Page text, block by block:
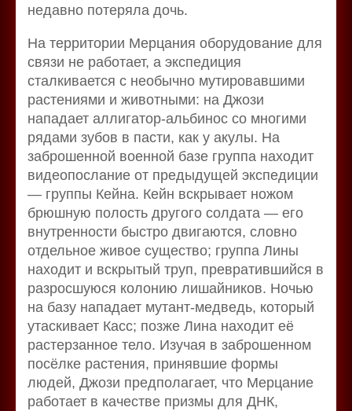
недавно потеряла дочь.
На территории Мерцания оборудование для
связи не работает, а экспедиция
сталкивается с необычно мутировавшими
растениями и животными: на Джози
нападает аллигатор-альбинос со многими
рядами зубов в пасти, как у акулы. На
заброшенной военной базе группа находит
видеопослание от предыдущей экспедиции
— группы Кейна. Кейн вскрывает ножом
брюшную полость другого солдата — его
внутренности быстро двигаются, словно
отдельное живое существо; группа Лины
находит и вскрытый труп, превратившийся в
разросшуюся колонию лишайников. Ночью
на базу нападает мутант-медведь, который
утаскивает Касс; позже Лина находит её
растерзанное тело. Изучая в заброшенном
посёлке растения, принявшие формы
людей, Джози предполагает, что Мерцание
работает в качестве призмы для ДНК,